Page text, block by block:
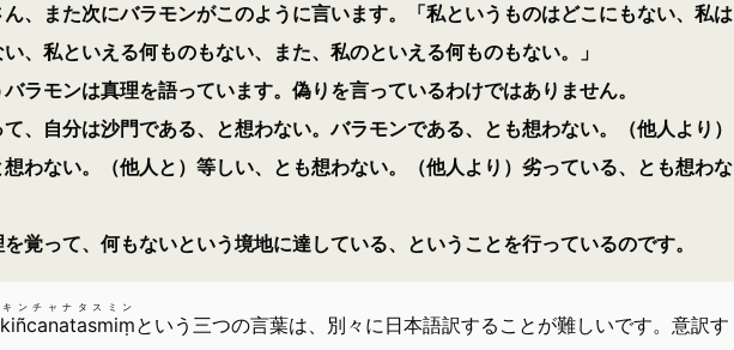
、また次にバラモンがこのように言います。「私というものはどこにもない、私は
、私といえる何ものもない、また、私のといえる何ものもない。」
ラモンは真理を語っています。偽りを言っているわけではありません。
、自分は沙門である、と想わない。バラモンである、とも想わない。（他人より）
わない。（他人と）等しい、とも想わない。（他人より）劣っている、とも想わな
覚って、何もないという境地に達している、ということを行っているのです。
kiñcanatasmiṃ
キンチャナタスミン
という三つの言葉は、別々に日本語訳することが難しいです。意訳す